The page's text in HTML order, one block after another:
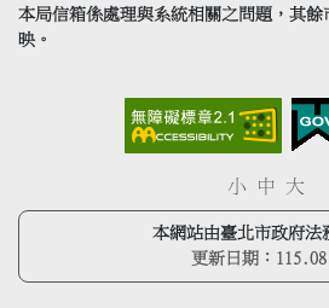
本局信箱係處理與系統相關之問題，其
映。
小 中 大
本網站由臺北市政府法
更新日期：